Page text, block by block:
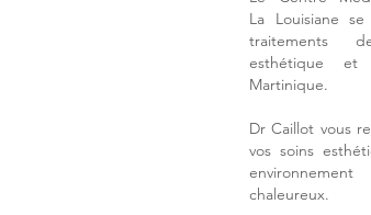
La Louisiane
traitements
esthétique et
Martinique.
Dr Caillot vous
vos soins
chaleureux.